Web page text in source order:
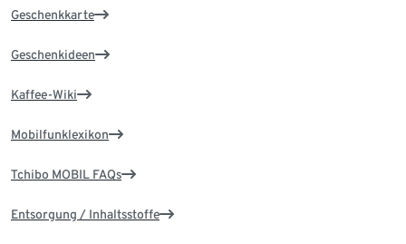
Geschenkkarte
Geschenkideen
Kaffee-Wiki
Mobilfunklexikon
Tchibo MOBIL FAQs
Entsorgung / Inhaltsstoffe